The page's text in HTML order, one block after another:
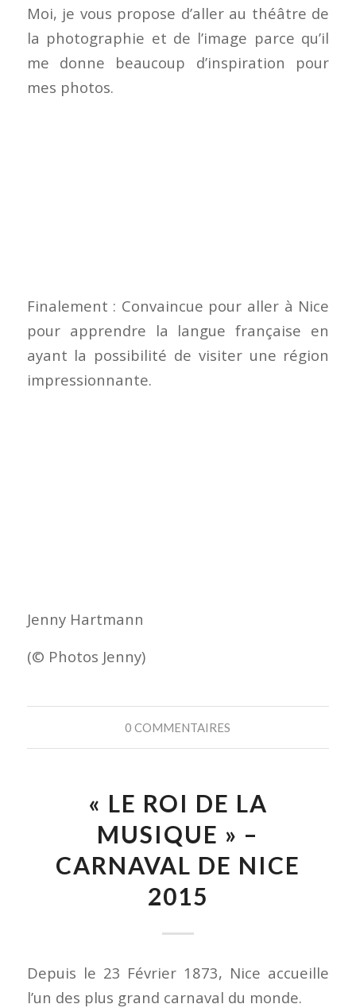
Moi, je vous propose d’aller au théâtre de
la photographie et de l’image parce qu’il
me donne beaucoup d’inspiration pour
mes photos.
Finalement : Convaincue pour aller à Nice
pour apprendre la langue française en
ayant la possibilité de visiter une région
impressionnante.
Jenny Hartmann
(© Photos Jenny)
0 COMMENTAIRES
« LE ROI DE LA
MUSIQUE » –
CARNAVAL DE NICE
2015
Depuis le 23 Février 1873, Nice accueille
l’un des plus grand carnaval du monde.